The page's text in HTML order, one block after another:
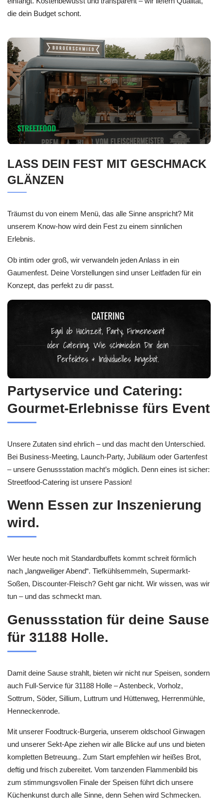
die dein Budget schont.
LASS DEIN FEST MIT GESCHMACK
GLÄNZEN
Träumst du von einem Menü, das alle Sinne anspricht? Mit
unserem Know‑how wird dein Fest zu einem sinnlichen
Erlebnis.
Ob intim oder groß, wir verwandeln jeden Anlass in ein
Gaumenfest. Deine Vorstellungen sind unser Leitfaden für ein
Konzept, das perfekt zu dir passt.
Partyservice und Catering:
Gourmet-Erlebnisse fürs Event
Unsere Zutaten sind ehrlich – und das macht den Unterschied.
Bei Business-Meeting, Launch-Party, Jubiläum oder Gartenfest
– unsere Genussstation macht’s möglich. Denn eines ist sicher:
Streetfood-Catering ist unsere Passion!
Wenn Essen zur Inszenierung
wird.
Wer heute noch mit Standardbuffets kommt schreit förmlich
nach „langweiliger Abend“. Tiefkühlsemmeln, Supermarkt-
Soßen, Discounter-Fleisch? Geht gar nicht. Wir wissen, was wir
tun – und das schmeckt man.
Genussstation für deine Sause
für 31188 Holle.
Damit deine Sause strahlt, bieten wir nicht nur Speisen, sondern
auch Full-Service für 31188 Holle – Astenbeck, Vorholz,
Sottrum, Söder, Sillium, Luttrum und Hüttenweg, Herrenmühle,
Henneckenrode.
Mit unserer Foodtruck-Burgeria, unserem oldschool Ginwagen
und unserer Sekt-Ape ziehen wir alle Blicke auf uns und bieten
kompletten Betreuung.. Zum Start empfehlen wir heißes Brot,
deftig und frisch zubereitet. Vom tanzenden Flammenbild bis
zum stimmungsvollen Finale der Speisen führt dich unsere
Küchenkunst durch alle Sinne, denn Sehen wird Schmecken.